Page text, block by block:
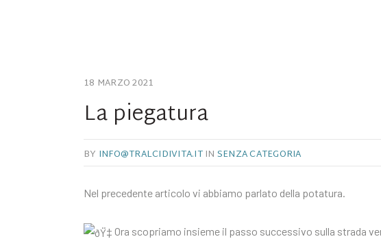
18 MARZO 2021
La piegatura
BY INFO@TRALCIDIVITA.IT IN SENZA CATEGORIA
Nel precedente articolo vi abbiamo parlato della potatura.
Ora scopriamo insieme il passo successivo sulla strada